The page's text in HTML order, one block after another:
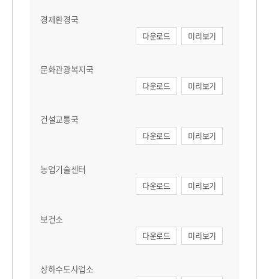
경제환경국
다운로드 미리보기
문화관광복지국
다운로드 미리보기
건설교통국
다운로드 미리보기
농업기술센터
다운로드 미리보기
보건소
다운로드 미리보기
상하수도사업소